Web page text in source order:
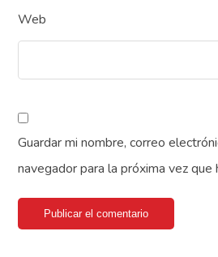
Web
Guardar mi nombre, correo
navegador para la próxima vez que
Publicar el comentario